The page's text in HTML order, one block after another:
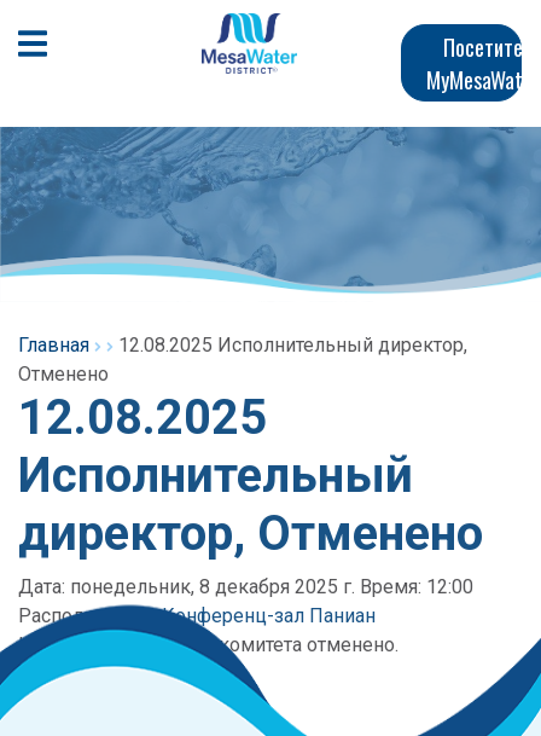
Главная
Открыть мобильное меню
Посетите
MyMesaWater
Главная
12.08.2025 Исполнительный директор,
Отменено
12.08.2025
Исполнительный
директор, Отменено
Дата: понедельник, 8 декабря 2025 г. Время: 12:00
Расположение: Конференц-зал Паниан
Категория:
Заседание комитета отменено.
Отменено